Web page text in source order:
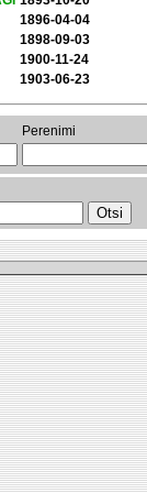
1896-04-04
1898-09-03
1900-11-24
1903-06-23
Perenimi